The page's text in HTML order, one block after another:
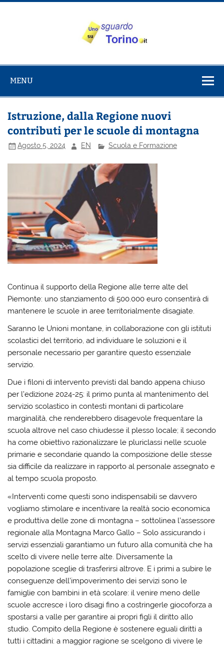
Salta
su Torino
MENU
Istruzione, dalla Regione nuovi
contributi per le scuole di montagna
Agosto 5, 2024 EN Scuola e Formazione
Continua il supporto della Regione alle terre alte del
Piemonte: uno stanziamento di 500.000 euro consentirà di
mantenere le scuole in aree territorialmente disagiate.
Saranno le Unioni montane, in collaborazione con gli istituti
scolastici del territorio, ad individuare le soluzioni e il
personale necessario per garantire questo essenziale
servizio.
Due i filoni di intervento previsti dal bando appena chiuso
per l’edizione 2024-25: il primo punta al mantenimento del
servizio scolastico in contesti montani di particolare
marginalità, che renderebbero disagevole frequentare la
scuola altrove nel caso chiudesse il plesso locale; il secondo
ha come obiettivo razionalizzare le pluriclassi nelle scuole
primarie e secondarie quando la composizione delle stesse
sia difficile da realizzare in rapporto al personale assegnato e
al tempo scuola proposto.
«Interventi come questi sono indispensabili se davvero
vogliamo stimolare e incentivare la realtà socio economica
e produttiva delle zone di montagna – sottolinea l’assessore
regionale alla Montagna Marco Gallo – Solo assicurando i
servizi essenziali garantiamo un futuro alla comunità che ha
scelto di vivere nelle terre alte. Diversamente la
popolazione sceglie di trasferirsi altrove. E i primi a subire le
conseguenze dell’impoverimento dei servizi sono le
famiglie con bambini in età scolare: il venire meno delle
scuole accresce i loro disagi fino a costringerle giocoforza a
spostarsi a valle per garantire ai propri figli il diritto allo
studio. Compito della Regione è sostenere eguali diritti a
tutti i cittadini: a maggior ragione se scelgono di vivere le